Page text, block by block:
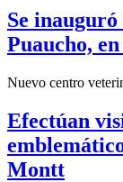
Se
Puaucho,
Nuevo centro
Efectúan
Montt